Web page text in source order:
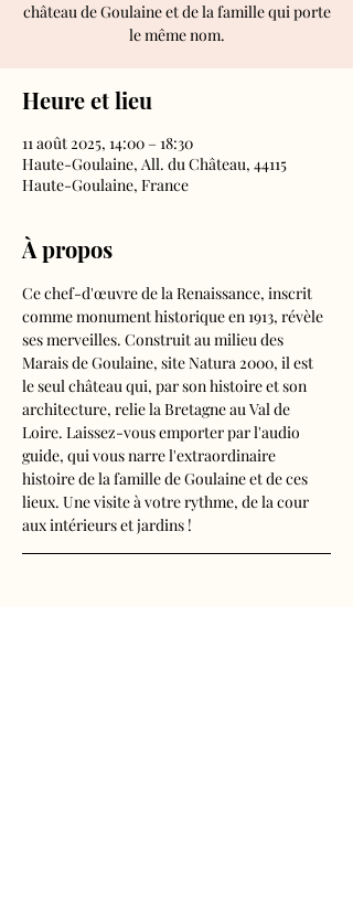
château de Goulaine et de la famille qui porte
le même nom.
Heure et lieu
11 août 2025, 14:00 – 18:30
Haute-Goulaine, All. du Château, 44115
Haute-Goulaine, France
À propos
Ce chef-d'œuvre de la Renaissance, inscrit
comme monument historique en 1913, révèle
ses merveilles. Construit au milieu des
Marais de Goulaine, site Natura 2000, il est
le seul château qui, par son histoire et son
architecture, relie la Bretagne au Val de
Loire. Laissez-vous emporter par l'audio
guide, qui vous narre l'extraordinaire
histoire de la famille de Goulaine et de ces
lieux. Une visite à votre rythme, de la cour
aux intérieurs et jardins !